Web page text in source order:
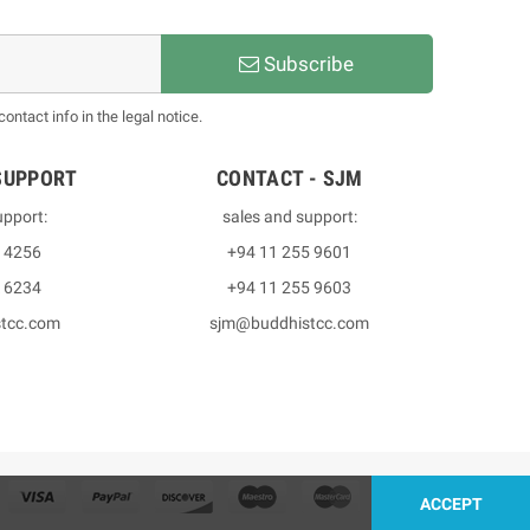
Subscribe
info in the legal notice.
4256
6234
CONTACT - SJM
sales and support:
+94 11 255 9601
+94 11 255 9603
sjm@buddhistcc.com
ACCEPT